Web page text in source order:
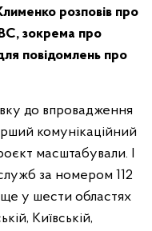
розповів про
зокрема про
повідомлень про
до впровадження
комунікаційний
масштабували. І
за номером 112
ще у шести областях
Київській,